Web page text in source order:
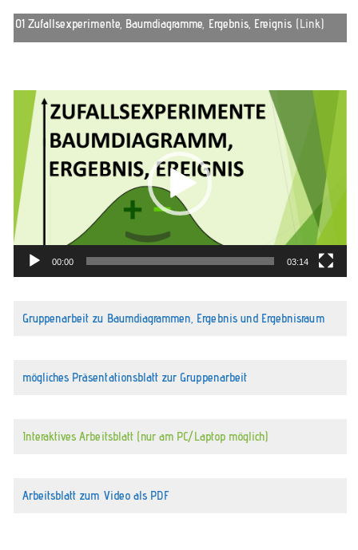
01 Zufallsexperimente, Baumdiagramme, Ergebnis, Ereignis (Link)
Video-
Player
00:00 03:14
Gruppenarbeit zu Baumdiagrammen, Ergebnis und Ergebnisraum
mögliches Präsentationsblatt zur Gruppenarbeit
Interaktives Arbeitsblatt (nur am PC/Laptop möglich)
Arbeitsblatt zum Video als PDF